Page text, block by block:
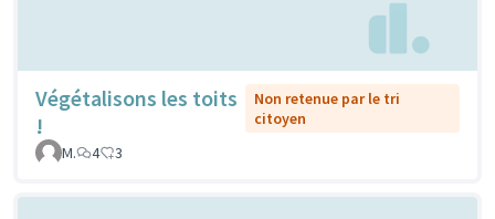
Végétalisons les toits
!
Non retenue par le tri
citoyen
M.
4 3